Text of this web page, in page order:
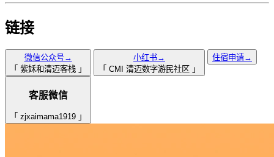
链接
微信公众号→
「 紫姀和清迈客栈 」
小红书→
「 CMI 清迈数字游民社区 」
住宿申请→
客服微信
「 zjxaimama1919 」